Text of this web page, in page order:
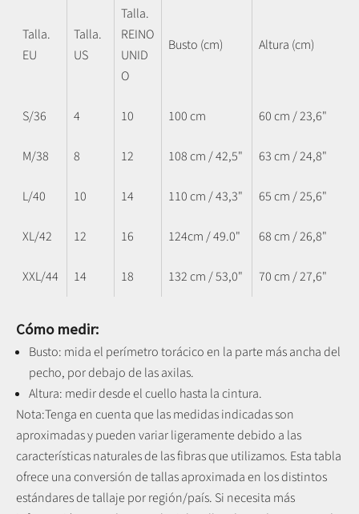
Talla.
EU
Talla.
US
Talla.
REINO
UNID
O
Busto (cm) Altura (cm)
S/36 4 10 100 cm 60 cm / 23,6"
M/38 8 12 108 cm / 42,5" 63 cm / 24,8"
L/40 10 14 110 cm / 43,3" 65 cm / 25,6"
XL/42 12 16 124cm / 49.0" 68 cm / 26,8"
XXL/44 14 18 132 cm / 53,0" 70 cm / 27,6"
Cómo medir:
Busto: mida el perímetro torácico en la parte más ancha del
pecho, por debajo de las axilas.
Altura: medir desde el cuello hasta la cintura.
Nota:Tenga en cuenta que las medidas indicadas son
aproximadas y pueden variar ligeramente debido a las
características naturales de las fibras que utilizamos. Esta tabla
ofrece una conversión de tallas aproximada en los distintos
estándares de tallaje por región/país. Si necesita más